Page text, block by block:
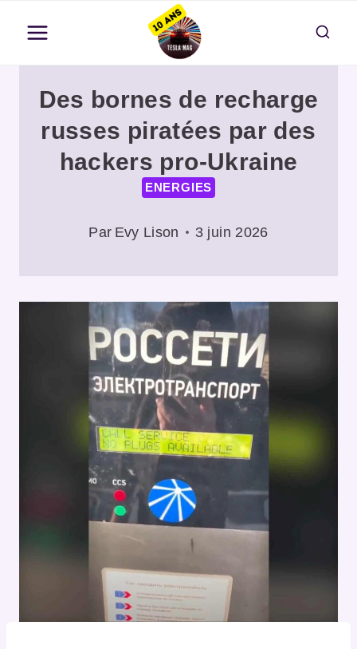
contenu
Des bornes de recharge
russes piratées par des
hackers pro-Ukraine
ENERGIES
Par Evy Lison 3 juin 2026